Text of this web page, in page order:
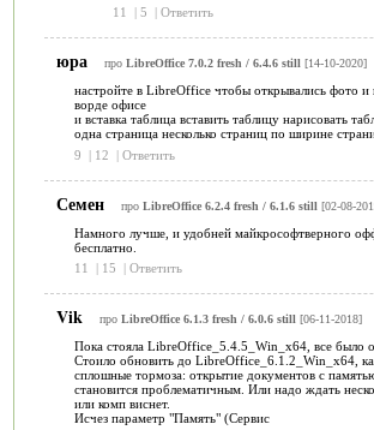
11
| 5 | Ответить
юра про LibreOffice 7.0.2 fresh / 6.4.6 still [14-10-2020]
настройте в LibreOffice чтобы открывались фото и
ворде офисе
и вставка таблица вставить таблицу нарисовать
одна страница несколько страниц по ширине
9
| 12 | Ответить
Семен про LibreOffice 6.2.4 fresh / 6.1.6 still [02-08-
Намного лучше, и удобней майкрософтверного
бесплатно.
11
| 15 | Ответить
Vik про LibreOffice 6.1.3 fresh / 6.0.6 still [06-11-2018]
Пока стояла LibreOffice_5.4.5_Win_x64, все было
Стоило обновить до LibreOffice_6.1.2_Win_x64,
сплошные тормоза: открытие документов с
становится проблематичным. Или надо ждать
или комп виснет.
Исчез параметр "Память" (Сервис